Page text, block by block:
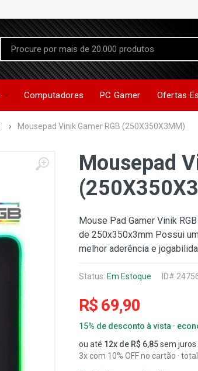
Computadores PC Gamer Ofertas
› Mousepad Vinik Gamer RGB (250X350X3MM)
Mousepad
Mouse Pad Gamer Vinik
de 250x350x3mm Possui
melhor aderência e
Status: Em Estoque ID#
R$ 69,90
15% de desconto à vista ·
ou até 12x de R$ 6,85sem juros
3x com 10% OFF no cartão ·